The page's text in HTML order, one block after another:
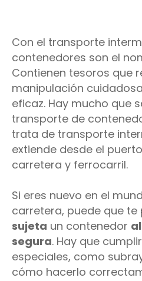
Con el transporte
contenedores son el
Contienen tesoros que
manipulación
eficaz. Hay mucho que
transporte de
trata de transporte
extiende desde el
carretera y ferrocarril.
Si eres nuevo en el
carretera, puede que
sujeta un contenedor
segura. Hay que
especiales, como
cómo hacerlo